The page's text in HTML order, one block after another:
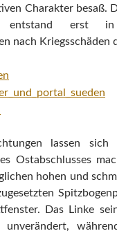
Charakter besaß.
entstand erst
nach Kriegsschäden
lassen
Ostabschlusses
hohen und
Das Linke
unverändert,